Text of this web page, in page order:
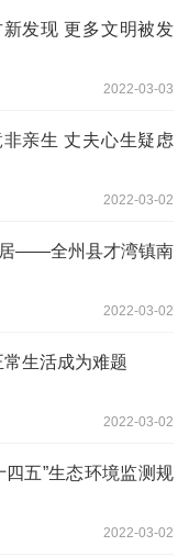
发现 更多文明被发
2022-03-03
亲生 丈夫心生疑虑
2022-03-02
——全州县才湾镇南
2022-03-02
生活成为难题
2022-03-02
四五”生态环境监测规
2022-03-02